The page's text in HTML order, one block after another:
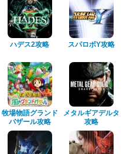
ハデス2攻略 スパロボY攻略
牧場物語グランド
バザール攻略
メタルギアデルタ
攻略